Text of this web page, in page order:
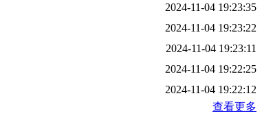
2024-11-04 19:23:35
2024-11-04 19:23:22
2024-11-04 19:23:11
2024-11-04 19:22:25
2024-11-04 19:22:12
查看更多